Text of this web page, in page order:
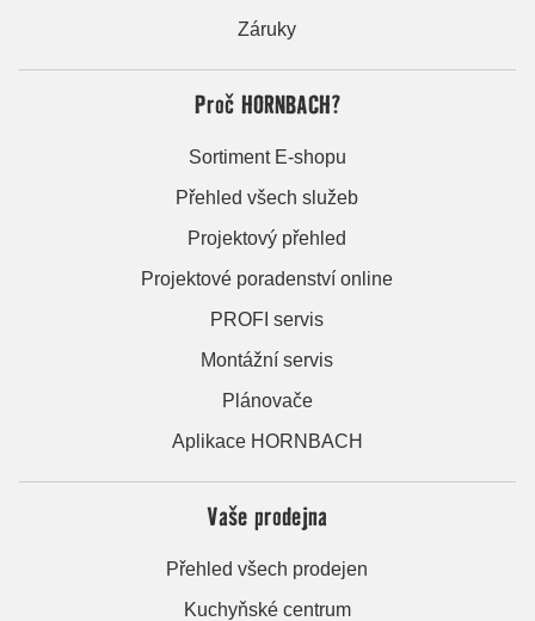
Záruky
Proč HORNBACH?
Sortiment E-shopu
Přehled všech služeb
Projektový přehled
Projektové poradenství online
PROFI servis
Montážní servis
Plánovače
Aplikace HORNBACH
Vaše prodejna
Přehled všech prodejen
Kuchyňské centrum